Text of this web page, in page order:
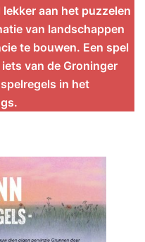
aan het puzzelen
van landschappen
te bouwen. Een spel
van de Groninger
in het